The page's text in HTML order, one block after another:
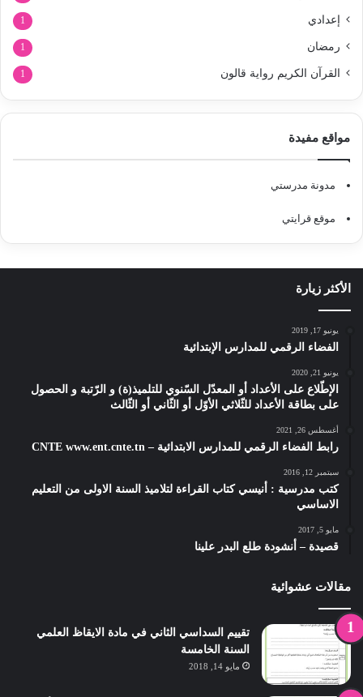
إعدادي 1
رمضان 1
القرآن الكريم رواية قالون 1
مواقع مفيدة
مدونة مدرستي
موقع قرايتي
الأكثر زيارة
يونيو 17, 2019
الفضاء الرقمي للمدارس الإبتدائية
يونيو 21, 2020
الإطّلاع على الأعداد أو المعدّل السّنوي للتلميذ(ة) و الرّتبة و الحصول
على بطاقة الأعداد للثّلاثي الأوّل أو الثّاني أو الثّالث
أغسطس 26, 2021
رابط الفضاء الرقمي للمدارس الابتدائية – CNTE www.ent.cnte.tn
سبتمبر 12, 2016
كتب مدرسية : أنيسي كتاب القراءة لتلاميذ السنة الاولى من التعليم
الاساسي
مايو 5, 2017
قصيدة – أنشودة طلع البدر علينا
مقالات عشوائية
تقييم السداسي الثاني في مادة الايقاظ العلمي
السنة الخامسة
مايو 14, 2018